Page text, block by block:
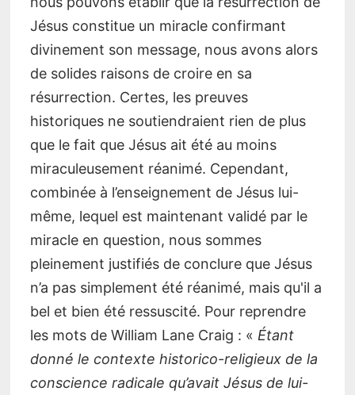
Jésus constitue un miracle confirmant
divinement son message, nous avons alors
de solides raisons de croire en sa
résurrection. Certes, les preuves
historiques ne soutiendraient rien de plus
que le fait que Jésus ait été au moins
miraculeusement réanimé. Cependant,
combinée à l’enseignement de Jésus lui-
même, lequel est maintenant validé par le
miracle en question, nous sommes
pleinement justifiés de conclure que Jésus
n’a pas simplement été réanimé, mais qu'il a
bel et bien été ressuscité. Pour reprendre
les mots de William Lane Craig : « Étant
donné le contexte historico-religieux de la
conscience radicale qu’avait Jésus de lui-